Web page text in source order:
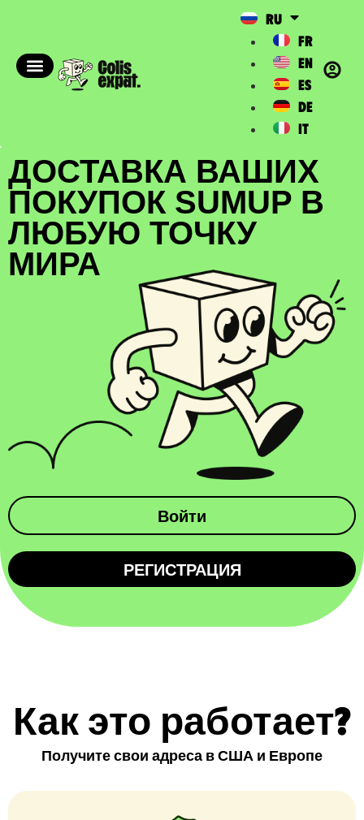
RU
FR
EN
ES
DE
IT
ДОСТАВКА ВАШИХ
ПОКУПОК SUMUP В
ЛЮБУЮ ТОЧКУ
МИРА
Войти
РЕГИСТРАЦИЯ
Как это работает?
Получите свои адреса в США и Европе